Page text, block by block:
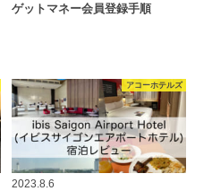
ゲットマネー会員登録手順
アコーホテルズ
2023.8.6